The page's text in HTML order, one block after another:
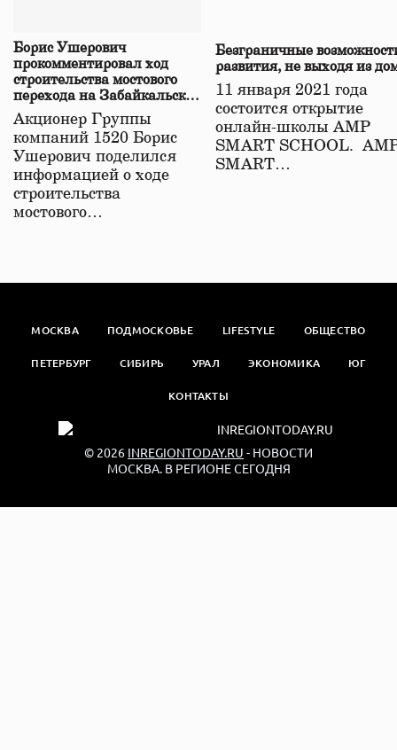
Борис Ушерович
прокомментировал ход
строительства мостового
перехода на Забайкальской
железной дороге
Акционер Группы
компаний 1520 Борис
Ушерович поделился
информацией о ходе
строительства
мостового…
Безграничные
развития, не выходя из
11 января 2021 года
состоится открытие
онлайн-школы АМР
SMART SCHOOL.
SMART…
МОСКВА ПОДМОСКОВЬЕ LIFESTYLE ОБЩЕСТВО
ПЕТЕРБУРГ СИБИРЬ УРАЛ ЭКОНОМИКА ЮГ
КОНТАКТЫ
© 2026 INREGIONTODAY.RU - НОВОСТИ
МОСКВА. В РЕГИОНЕ СЕГОДНЯ